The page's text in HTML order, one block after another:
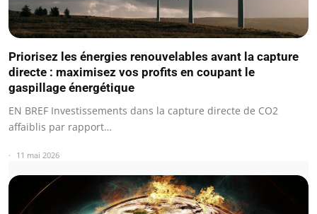
Priorisez les énergies renouvelables avant la capture
directe : maximisez vos profits en coupant le
gaspillage énergétique
EN BREF Investissements dans la capture directe de CO2
affaiblis par rapport…
11 mai 2026